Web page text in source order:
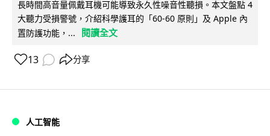
長時間高音量佩戴耳機可能導致永久性噪音性聽損。本文盤點 4
大聽力受損警號，介紹科學護耳的「60-60 原則」及 Apple 內
置防護功能，...
閱讀全文
13 分享
人工智能